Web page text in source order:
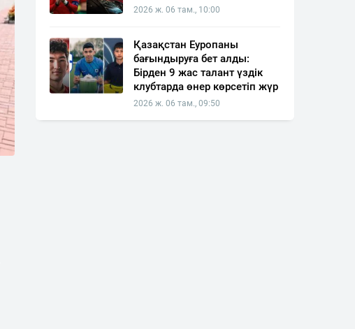
2026 ж. 06 там., 10:00
Қазақстан Еуропаны
бағындыруға бет алды:
Бірден 9 жас талант үздік
клубтарда өнер көрсетіп жүр
2026 ж. 06 там., 09:50